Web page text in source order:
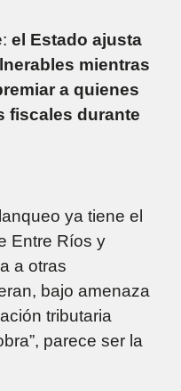
el Estado ajusta
mientras
a quienes
fiscales durante
ya tiene el
Entre Ríos y
a otras
bajo amenaza
tributaria
parece ser la